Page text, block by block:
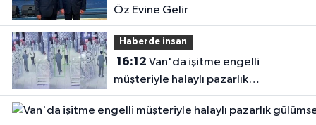
Öz Evine Gelir
Haberde insan
16:12
müşteriyle halaylı pazarlık
gülümsetti